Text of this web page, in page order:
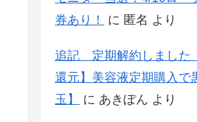
券あり！
に 匿名 より
追記 定期解約しました
還元】美容液定期購入で
玉】
に あきぽん より